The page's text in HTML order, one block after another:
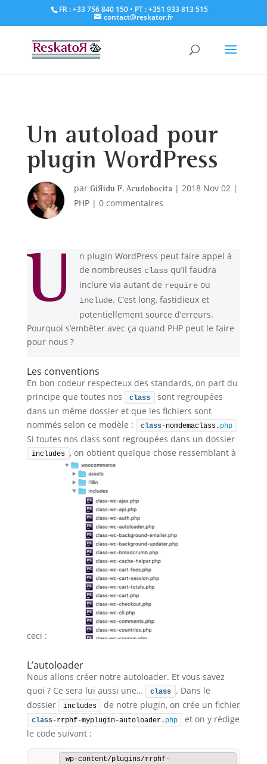
FR : +33 756 840 150• PT : +351 933 813 515
contact@reskator.fr
Un autoload pour
plugin WordPress
par Giridu F. Acudobocita | 2018 Nov 02|
PHP| 0 commentaires
U
n plugin WordPress peut faire appel à
de nombreuses class qu’il faudra
inclure via autant de requireou
include. C’est long, fastidieux et
potentiellement source d’erreurs.
Pourquoi s’embêter avec ça quand PHP peut le faire
pour nous ?
Les conventions
En bon codeur respecteux des standards, on part du
principe que toutes nos
class
sont regroupées
dans un même dossier et que les fichiers sont
nommés selon ce modèle :
class-nomdemaclass. php
Si toutes nos class sont regroupées dans un dossier
includes , on obtient quelque chose ressemblant à
ceci :
L’autoloader
Nous allons créer notre autoloader. Et vous savez
quoi ? Ce sera lui aussi une…
class
. Dans le
dossier
includes de notre plugin, on crée un fichier
class-rrphf-myplugin-autoloader. php
et on y rédige
le code suivant :
wp-content/plugins/rrphf-